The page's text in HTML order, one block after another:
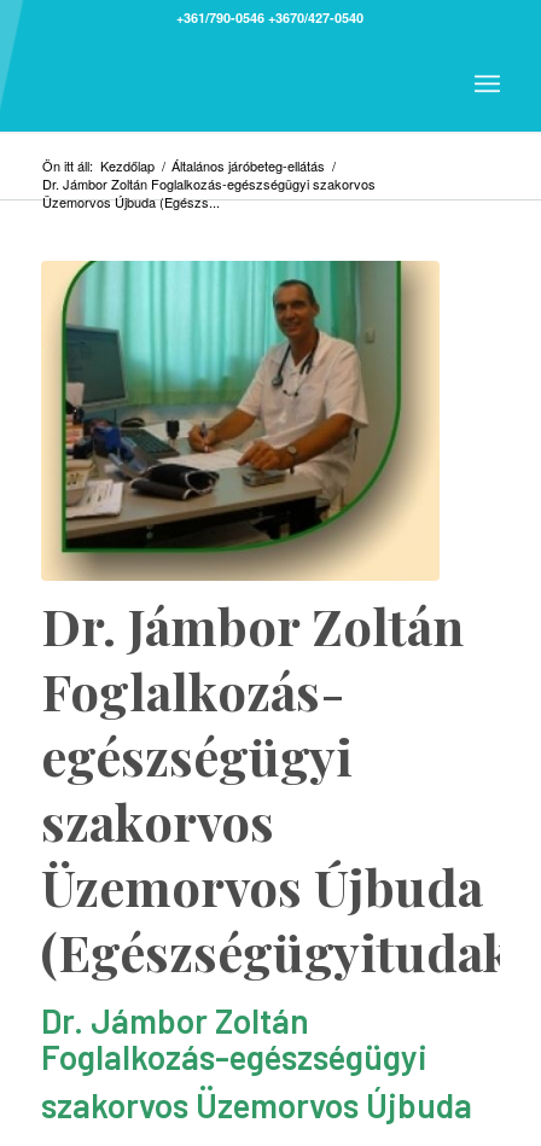
+361/790-0546 +3670/427-0540
Ön itt áll: Kezdőlap / Általános járóbeteg-ellátás /
Dr. Jámbor Zoltán Foglalkozás-egészségügyi szakorvos
Üzemorvos Újbuda (Egészs...
Dr. Jámbor Zoltán
Foglalkozás-
egészségügyi
szakorvos
Üzemorvos Újbuda
Dr. Jámbor Zoltán
Foglalkozás-egészségügyi
szakorvos Üzemorvos Újbuda